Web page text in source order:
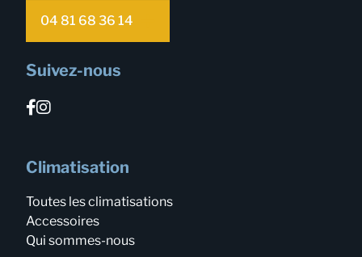
04 81 68 36 14
Suivez-nous
Climatisation
Toutes les climatisations
Accessoires
Qui sommes-nous